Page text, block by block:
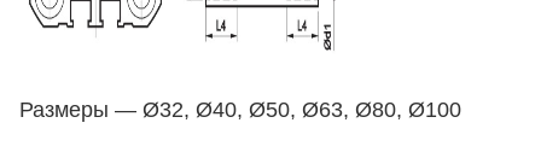
Размеры — Ø32, Ø40, Ø50, Ø63, Ø80, Ø100